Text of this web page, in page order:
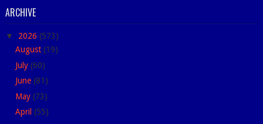
ARCHIVE
▼ 2026 (573)
August (19)
July (60)
June (81)
May (73)
April (55)